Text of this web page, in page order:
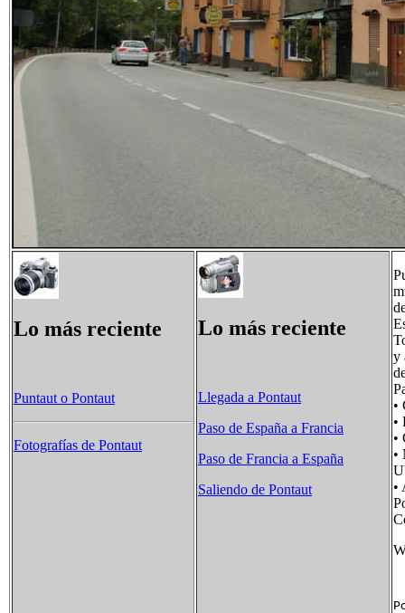
Lo más reciente
Puntaut​ o Pontaut
Fotografías de Pontaut
Lo más reciente
Llegada a Pontaut
Paso de España a Francia
Paso de Francia a España
Saliendo de Pontaut
y
•